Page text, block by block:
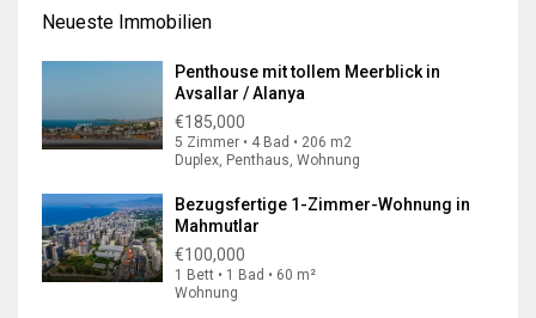
Neueste Immobilien
Penthouse mit tollem Meerblick in
Avsallar / Alanya
€185,000
5 Zimmer • 4 Bad • 206 m2
Duplex, Penthaus, Wohnung
Bezugsfertige 1-Zimmer-Wohnung in
Mahmutlar
€100,000
1 Bett • 1 Bad • 60 m²
Wohnung